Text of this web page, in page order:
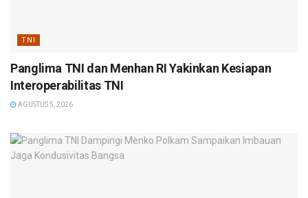
TNI
Panglima TNI dan Menhan RI Yakinkan Kesiapan
Interoperabilitas TNI
AGUSTUS 5, 2026